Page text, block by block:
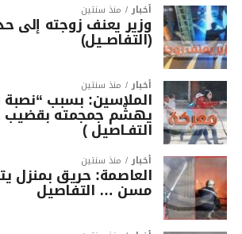
أخبار منذ سنتين
وزير يعنف زوجته إلى
(التفاصــيل)
أخبار منذ سنتين
الملاسين: بسبب
يهشّم جمجمته
التفـاصيل )
أخبار منذ سنتين
العاصمة: حريق بمنزل
مسن … التفاصيل